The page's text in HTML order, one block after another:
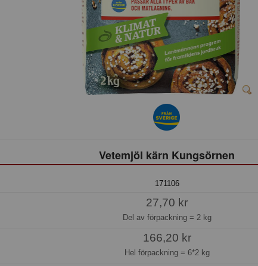
Vetemjöl kärn Kungsörnen
171106
27,70 kr
Del av förpackning = 2 kg
166,20 kr
Hel förpackning = 6*2 kg